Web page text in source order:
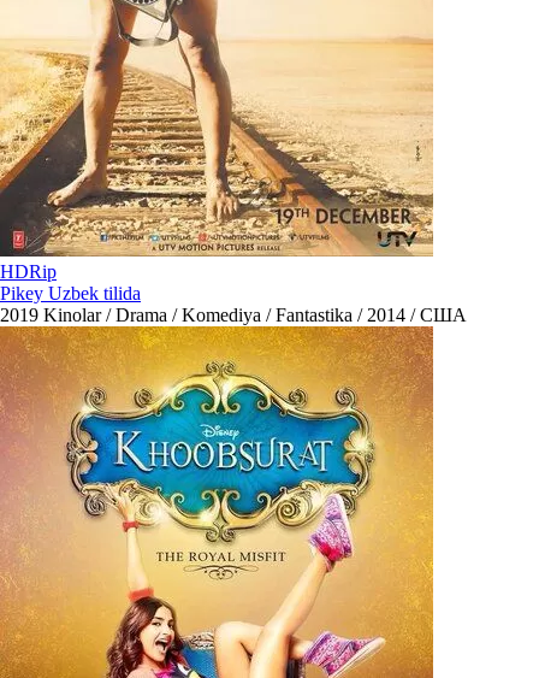
HDRip
Pikey Uzbek tilida
2019 Kinolar / Drama / Komediya / Fantastika / 2014 / США